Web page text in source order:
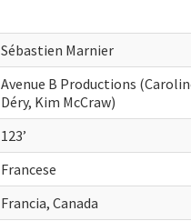
Sébastien Marnier
Avenue B Productions
Déry, Kim McCraw)
123’
Francese
Francia, Canada